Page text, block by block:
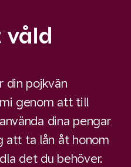
våld
din pojkvän
genom att till
dina pengar
att ta lån åt honom
det du behöver.